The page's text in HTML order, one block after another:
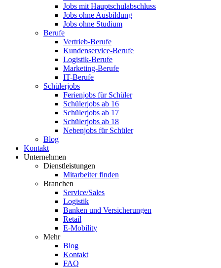
Jobs mit Hauptschulabschluss
Jobs ohne Ausbildung
Jobs ohne Studium
Berufe
Vertrieb-Berufe
Kundenservice-Berufe
Logistik-Berufe
Marketing-Berufe
IT-Berufe
Schülerjobs
Ferienjobs für Schüler
Schülerjobs ab 16
Schülerjobs ab 17
Schülerjobs ab 18
Nebenjobs für Schüler
Blog
Kontakt
Unternehmen
Dienstleistungen
Mitarbeiter finden
Branchen
Service/Sales
Logistik
Banken und Versicherungen
Retail
E-Mobility
Mehr
Blog
Kontakt
FAQ